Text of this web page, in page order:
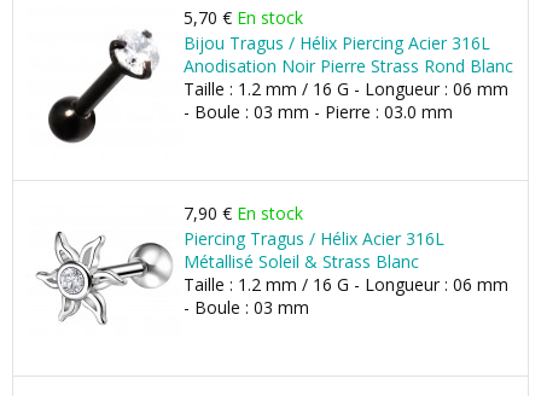
5,70 € En stock
Bijou Tragus / Hélix Piercing Acier 316L
Anodisation Noir Pierre Strass Rond Blanc
Taille : 1.2 mm / 16 G - Longueur : 06 mm
- Boule : 03 mm - Pierre : 03.0 mm
7,90 € En stock
Piercing Tragus / Hélix Acier 316L
Métallisé Soleil & Strass Blanc
Taille : 1.2 mm / 16 G - Longueur : 06 mm
- Boule : 03 mm